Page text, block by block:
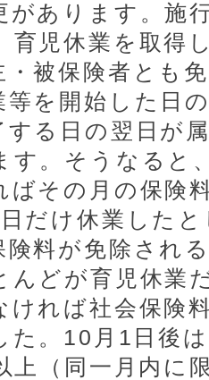
があります。施
育児休業を取得
・被保険者とも
等を開始した日
する日の翌日が
す。そうなると
ばその月の保険
だけ休業した
険料が免除され
んどが育児休業
ければ社会保険
た。10月1日後
上（同一月内に